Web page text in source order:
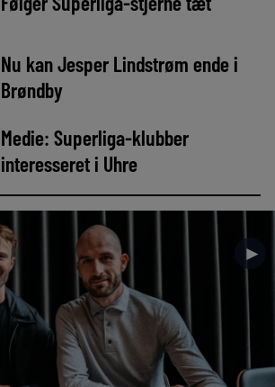
Nu kan Jesper Lindstrøm ende i
Brøndby
Medie: Superliga-klubber
interesseret i Uhre
►